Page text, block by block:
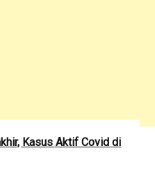
Kasus Aktif Covid di